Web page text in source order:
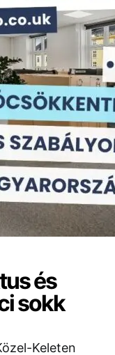
és
sokk
Keleten